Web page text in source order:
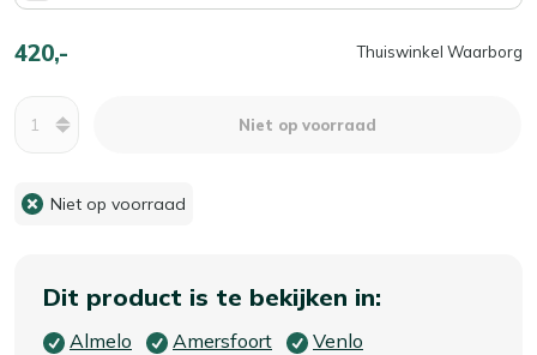
420,- Thuiswinkel Waarborg
Niet op voorraad
Niet op voorraad
Dit product is te bekijken in:
Almelo Amersfoort
Venlo